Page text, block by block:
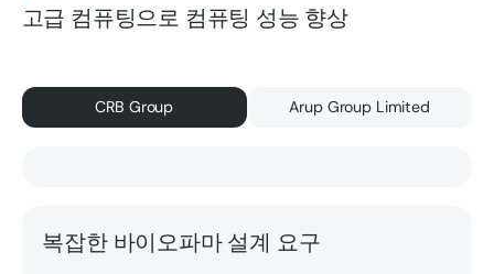
고급 컴퓨팅으로 컴퓨팅 성능 향상
CRB Group Arup Group Limited
복잡한 바이오파마 설계 요구